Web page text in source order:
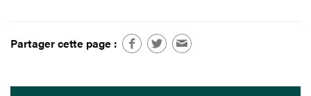
Partager cette page :